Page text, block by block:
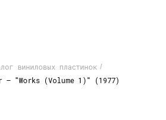
виниловых пластинок /
‎– "Works (Volume 1)" (1977)